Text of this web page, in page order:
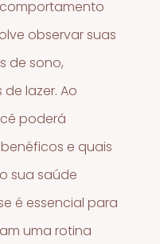
observar suas
de sono,
lazer. Ao
poderá
e quais
sua saúde
é essencial para
uma rotina